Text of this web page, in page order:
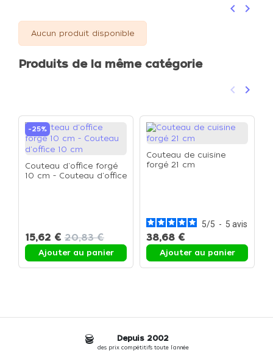
Précédent
keyboard_arrow_left keyboard_arrow_right
Aucun produit disponible
Produits de la même catégorie
Précédent
keyboard_arrow_left keyboard_arrow_right
-25%
Couteau d'office forgé
10 cm - Couteau d'office
15,62 € 20,83 €
Ajouter au panier
Couteau de cuisine
forgé 21 cm
5/5 - 5 avis
38,68 €
Ajouter au panier
Depuis 2002
des prix compétitifs toute l'année